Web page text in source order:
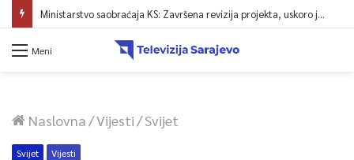
Ministarstvo saobraćaja KS: Završena revizija projekta, uskoro javna nabavka za obnovu mosta u ulici Ive Andrića
Meni
Naslovna/Vijesti/Svijet
Svijet Vijesti